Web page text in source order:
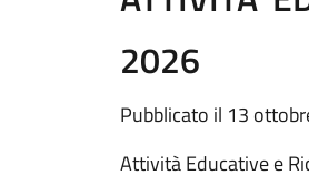
2026
Pubblicato il 13
Attività Educative e